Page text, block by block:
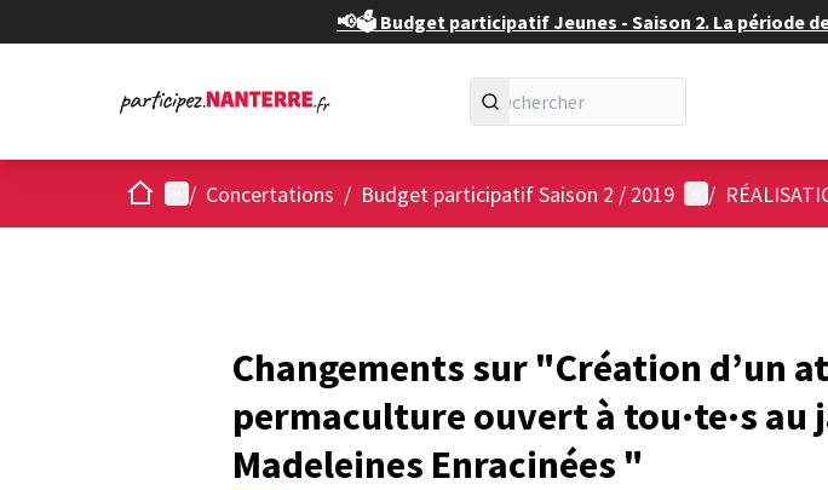
📢🗳️ Budget participatif Jeunes - Saison 2. La période
AccueilMenu principal
/ Concertations / Budget participatif Saison 2 / 2019 Menu
/
Changements sur "Création d’un
permaculture ouvert à tou·te·s au
Madeleines Enracinées "